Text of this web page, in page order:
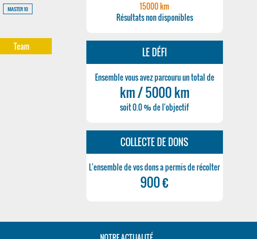
MASTER 10
Team
15000 km
Résultats non disponibles
LE DÉFI
Ensemble vous avez parcouru un total de
km / 5000 km
soit 0.0 % de l'objectif
COLLECTE DE DONS
L'ensemble de vos dons a permis de récolter
900 €